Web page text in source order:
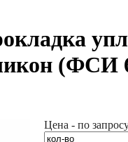
Цена - по